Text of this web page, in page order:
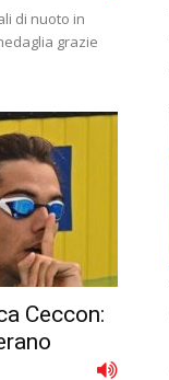
di nuoto in
grazie
Ceccon: